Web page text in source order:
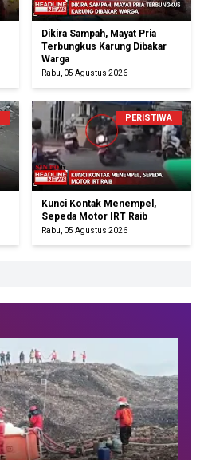
Dikira Sampah, Mayat Pria
Terbungkus Karung Dibakar
Warga
Rabu, 05 Agustus 2026
PERISTIWA
Kunci Kontak Menempel,
Sepeda Motor IRT Raib
Rabu, 05 Agustus 2026